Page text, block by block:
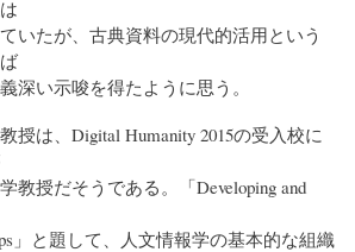
いたが、古典資料の現代的活用という
深い示唆を得たように思う。
授は、Digital Humanity 2015の受入校に
教授だそうである。「Developing and
」と題して、人文情報学の基本的な組織